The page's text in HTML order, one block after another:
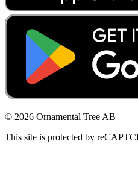
© 2026 Ornamental Tree AB
This site is protected by